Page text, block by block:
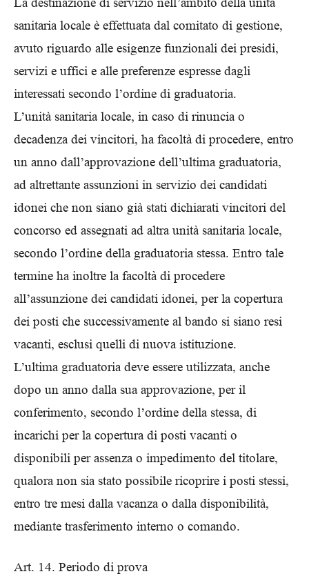
sanitaria locale è effettuata dal comitato di gestione,
avuto riguardo alle esigenze funzionali dei presidi,
servizi e uffici e alle preferenze espresse dagli
interessati secondo l’ordine di graduatoria.
L’unità sanitaria locale, in caso di rinuncia o
decadenza dei vincitori, ha facoltà di procedere, entro
un anno dall’approvazione dell’ultima graduatoria,
ad altrettante assunzioni in servizio dei candidati
idonei che non siano già stati dichiarati vincitori del
concorso ed assegnati ad altra unità sanitaria locale,
secondo l’ordine della graduatoria stessa. Entro tale
termine ha inoltre la facoltà di procedere
all’assunzione dei candidati idonei, per la copertura
dei posti che successivamente al bando si siano resi
vacanti, esclusi quelli di nuova istituzione.
L’ultima graduatoria deve essere utilizzata, anche
dopo un anno dalla sua approvazione, per il
conferimento, secondo l’ordine della stessa, di
incarichi per la copertura di posti vacanti o
disponibili per assenza o impedimento del titolare,
qualora non sia stato possibile ricoprire i posti stessi,
entro tre mesi dalla vacanza o dalla disponibilità,
mediante trasferimento interno o comando.
Art. 14. Periodo di prova